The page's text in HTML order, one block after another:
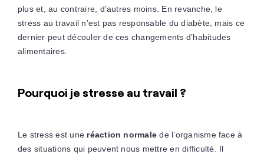
plus et, au contraire, d’autres moins. En revanche, le
stress au travail n’est pas responsable du diabète, mais ce
dernier peut découler de ces changements d’habitudes
alimentaires.
Pourquoi je stresse au travail ?
Le stress est une réaction normale de l’organisme face à
des situations qui peuvent nous mettre en difficulté. Il